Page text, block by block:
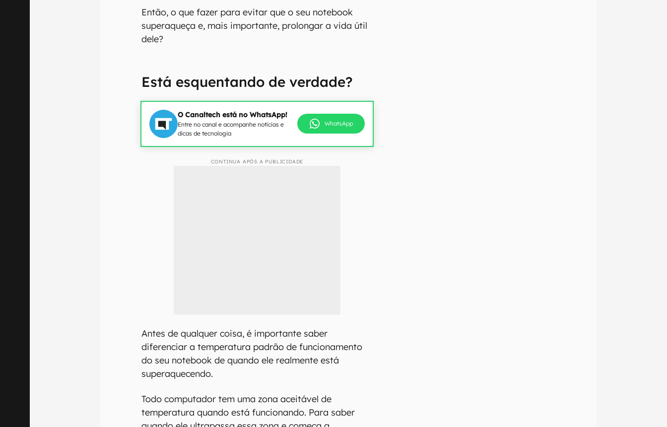
Então, o que fazer para evitar que o seu notebook
superaqueça e, mais importante, prolongar a vida útil
dele?
Está esquentando de verdade?
O Canaltech está no WhatsApp!
Entre no canal e acompanhe notícias e
dicas de tecnologia
WhatsApp
CONTINUA APÓS A PUBLICIDADE
Antes de qualquer coisa, é importante saber
diferenciar a temperatura padrão de funcionamento
do seu notebook de quando ele realmente está
superaquecendo.
Todo computador tem uma zona aceitável de
temperatura quando está funcionando. Para saber